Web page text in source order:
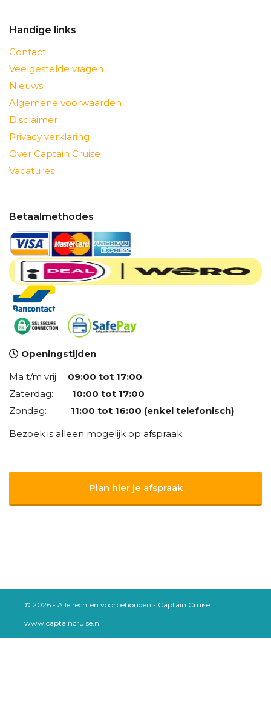
Handige links
Contact
Veelgestelde vragen
Nieuws
Algemene voorwaarden
Disclaimer
Privacy verklaring
Over Captain Cruise
Vacatures
Betaalmethodes
Openingstijden
Ma t/m vrij: 09:00 tot 17:00
Zaterdag: 10:00 tot 17:00
Zondag: 11:00 tot 16:00 (enkel telefonisch)
Bezoek is alleen mogelijk op afspraak.
Plan hier je afspraak
© 2026 - Alle rechten voorbehouden - Captain Cruise
www.captaincruise.nl